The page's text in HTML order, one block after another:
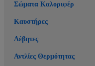
Σώματα Καλοριφέρ
Καυστήρες
Λέβητες
Αντλίες Θερμότητας